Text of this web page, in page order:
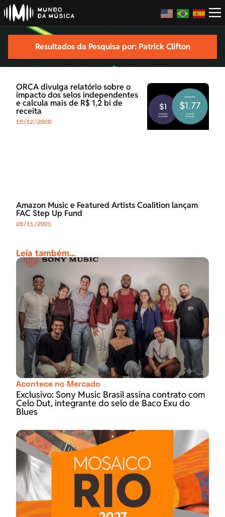
Resultados da Pesquisa por: Patrick Clifton
ORCA divulga relatório sobre o
impacto dos selos independentes
e calcula mais de R$ 1,2 bi de
receita
15/12/2025
Amazon Music e Featured Artists Coalition lançam
FAC Step Up Fund
26/11/2021
Leia também...
Acontece no Mercado
Exclusivo: Sony Music Brasil assina contrato com
Celo Dut, integrante do selo de Baco Exu do
Blues